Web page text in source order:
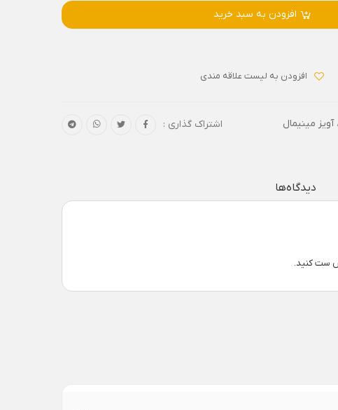
افزودن به سبد خرید
افزودن به لیست علاقه مندی
،آویز مینیمال اشتراک گذاری :
دیدگاه‌ها
ست کنید.